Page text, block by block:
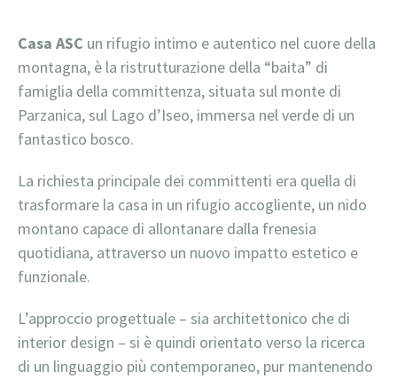
Casa ASC un rifugio intimo e autentico nel cuore della
montagna, è la ristrutturazione della “baita” di
famiglia della committenza, situata sul monte di
Parzanica, sul Lago d’Iseo, immersa nel verde di un
fantastico bosco.
La richiesta principale dei committenti era quella di
trasformare la casa in un rifugio accogliente, un nido
montano capace di allontanare dalla frenesia
quotidiana, attraverso un nuovo impatto estetico e
funzionale.
L’approccio progettuale – sia architettonico che di
interior design – si è quindi orientato verso la ricerca
di un linguaggio più contemporaneo, pur mantenendo